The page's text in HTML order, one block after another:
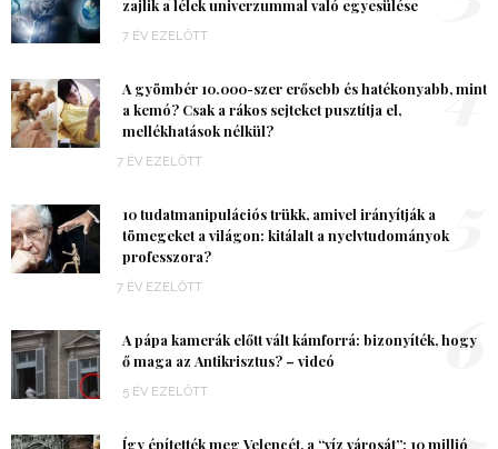
zajlik a lélek univerzummal való egyesülése
7 ÉV EZELŐTT
A gyömbér 10.000-szer erősebb és hatékonyabb, mint
a kemó? Csak a rákos sejteket pusztítja el,
mellékhatások nélkül?
7 ÉV EZELŐTT
4
10 tudatmanipulációs trükk, amivel irányítják a
tömegeket a világon: kitálalt a nyelvtudományok
professzora?
7 ÉV EZELŐTT
A pápa kamerák előtt vált kámforrá: bizonyíték, hogy
ő maga az Antikrisztus? – videó
5 ÉV EZELŐTT
6
Így építették meg Velencét, a “víz városát”: 10 millió